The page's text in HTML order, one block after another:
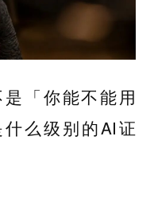
「你能不能用
么级别的AI证